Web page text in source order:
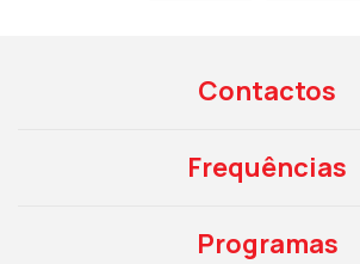
Contactos
Frequências
Programas